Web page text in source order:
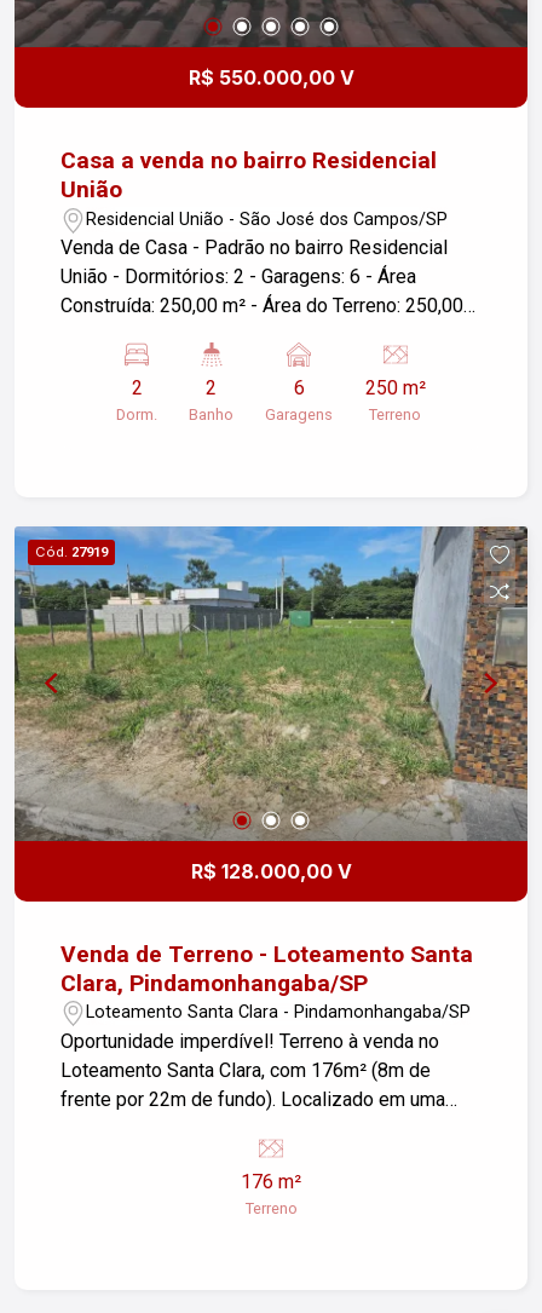
R$ 550.000,00 V
Casa a venda no bairro Residencial
União
Residencial União - São José dos Campos/SP
Venda de Casa - Padrão no bairro Residencial
União - Dormitórios: 2 - Garagens: 6 - Área
Construída: 250,00 m² - Área do Terreno: 250,00
é uma excelente oportunidade para quem busca
conforto e espaço em um dos bairros mais
tranquilos e valorizados da cidade. A casa conta
contato!
2
Dorm.
2
Banho
6
Garagens
250 m²
Terreno
Cód. 27919
R$ 128.000,00 V
Venda de Terreno - Loteamento Santa
Clara, Pindamonhangaba/SP
Loteamento Santa Clara - Pindamonhangaba/SP
Oportunidade imperdível! Terreno à venda no
Loteamento Santa Clara, com 176m² (8m de
frente por 22m de fundo). Localizado em uma
infraestrutura, este terreno é ideal para quem
busca construir a casa dos sonhos ou investir em
176 m²
Terreno